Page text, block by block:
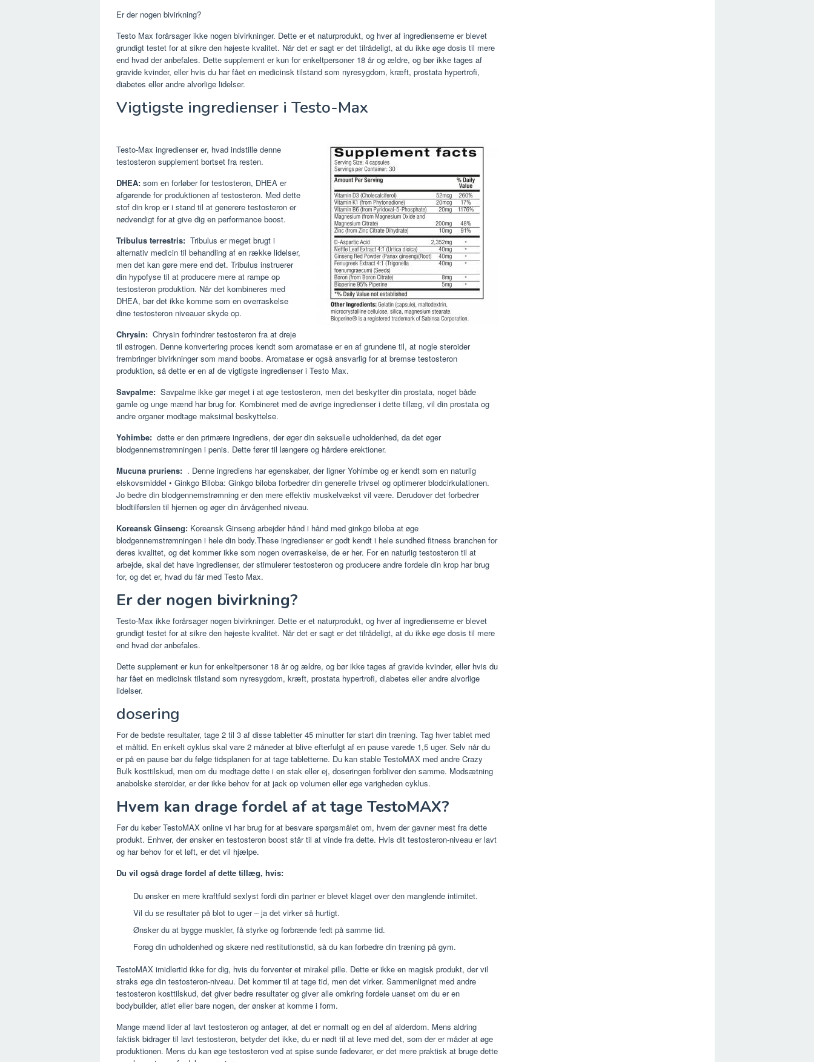
Er der nogen bivirkning?
Testo Max forårsager ikke nogen bivirkninger. Dette er et naturprodukt, og hver af ingredienserne er blevet
grundigt testet for at sikre den højeste kvalitet. Når det er sagt er det tilrådeligt, at du ikke øge dosis til mere
end hvad der anbefales. Dette supplement er kun for enkeltpersoner 18 år og ældre, og bør ikke tages af
gravide kvinder, eller hvis du har fået en medicinsk tilstand som nyresygdom, kræft, prostata hypertrofi,
diabetes eller andre alvorlige lidelser.
Vigtigste ingredienser i Testo-Max
Testo-Max ingredienser er, hvad indstille denne
testosteron supplement bortset fra resten.
DHEA: som en forløber for testosteron, DHEA er
afgørende for produktionen af testosteron. Med dette
stof din krop er i stand til at generere testosteron er
nødvendigt for at give dig en performance boost.
Tribulus terrestris: Tribulus er meget brugt i
alternativ medicin til behandling af en række lidelser,
men det kan gøre mere end det. Tribulus instruerer
din hypofyse til at producere mere at rampe op
testosteron produktion. Når det kombineres med
DHEA, bør det ikke komme som en overraskelse
dine testosteron niveauer skyde op.
Chrysin: Chrysin forhindrer testosteron fra at dreje
til østrogen. Denne konvertering proces kendt som aromatase er en af grundene til, at nogle steroider
frembringer bivirkninger som mand boobs. Aromatase er også ansvarlig for at bremse testosteron
produktion, så dette er en af de vigtigste ingredienser i Testo Max.
Savpalme: Savpalme ikke gør meget i at øge testosteron, men det beskytter din prostata, noget både
gamle og unge mænd har brug for. Kombineret med de øvrige ingredienser i dette tillæg, vil din prostata og
andre organer modtage maksimal beskyttelse.
Yohimbe: dette er den primære ingrediens, der øger din seksuelle udholdenhed, da det øger
blodgennemstrømningen i penis. Dette fører til længere og hårdere erektioner.
Mucuna pruriens: . Denne ingrediens har egenskaber, der ligner Yohimbe og er kendt som en naturlig
elskovsmiddel • Ginkgo Biloba: Ginkgo biloba forbedrer din generelle trivsel og optimerer blodcirkulationen.
Jo bedre din blodgennemstrømning er den mere effektiv muskelvækst vil være. Derudover det forbedrer
blodtilførslen til hjernen og øger din årvågenhed niveau.
Koreansk Ginseng: Koreansk Ginseng arbejder hånd i hånd med ginkgo biloba at øge
blodgennemstrømningen i hele din body.These ingredienser er godt kendt i hele sundhed fitness branchen for
deres kvalitet, og det kommer ikke som nogen overraskelse, de er her. For en naturlig testosteron til at
arbejde, skal det have ingredienser, der stimulerer testosteron og producere andre fordele din krop har brug
for, og det er, hvad du får med Testo Max.
Er der nogen bivirkning?
Testo-Max ikke forårsager nogen bivirkninger. Dette er et naturprodukt, og hver af ingredienserne er blevet
grundigt testet for at sikre den højeste kvalitet. Når det er sagt er det tilrådeligt, at du ikke øge dosis til mere
end hvad der anbefales.
Dette supplement er kun for enkeltpersoner 18 år og ældre, og bør ikke tages af gravide kvinder, eller hvis du
har fået en medicinsk tilstand som nyresygdom, kræft, prostata hypertrofi, diabetes eller andre alvorlige
lidelser.
dosering
For de bedste resultater, tage 2 til 3 af disse tabletter 45 minutter før start din træning. Tag hver tablet med
et måltid. En enkelt cyklus skal vare 2 måneder at blive efterfulgt af en pause varede 1,5 uger. Selv når du
er på en pause bør du følge tidsplanen for at tage tabletterne. Du kan stable TestoMAX med andre Crazy
Bulk kosttilskud, men om du medtage dette i en stak eller ej, doseringen forbliver den samme. Modsætning
anabolske steroider, er der ikke behov for at jack op volumen eller øge varigheden cyklus.
Hvem kan drage fordel af at tage TestoMAX?
Før du køber TestoMAX online vi har brug for at besvare spørgsmålet om, hvem der gavner mest fra dette
produkt. Enhver, der ønsker en testosteron boost står til at vinde fra dette. Hvis dit testosteron-niveau er lavt
og har behov for et løft, er det vil hjælpe.
Du vil også drage fordel af dette tillæg, hvis:
Du ønsker en mere kraftfuld sexlyst fordi din partner er blevet klaget over den manglende intimitet.
Vil du se resultater på blot to uger – ja det virker så hurtigt.
Ønsker du at bygge muskler, få styrke og forbrænde fedt på samme tid.
Forøg din udholdenhed og skære ned restitutionstid, så du kan forbedre din træning på gym.
TestoMAX imidlertid ikke for dig, hvis du forventer et mirakel pille. Dette er ikke en magisk produkt, der vil
straks øge din testosteron-niveau. Det kommer til at tage tid, men det virker. Sammenlignet med andre
testosteron kosttilskud, det giver bedre resultater og giver alle omkring fordele uanset om du er en
bodybuilder, atlet eller bare nogen, der ønsker at komme i form.
Mange mænd lider af lavt testosteron og antager, at det er normalt og en del af alderdom. Mens aldring
faktisk bidrager til lavt testosteron, betyder det ikke, du er nødt til at leve med det, som der er måder at øge
produktionen. Mens du kan øge testosteron ved at spise sunde fødevarer, er det mere praktisk at bruge dette